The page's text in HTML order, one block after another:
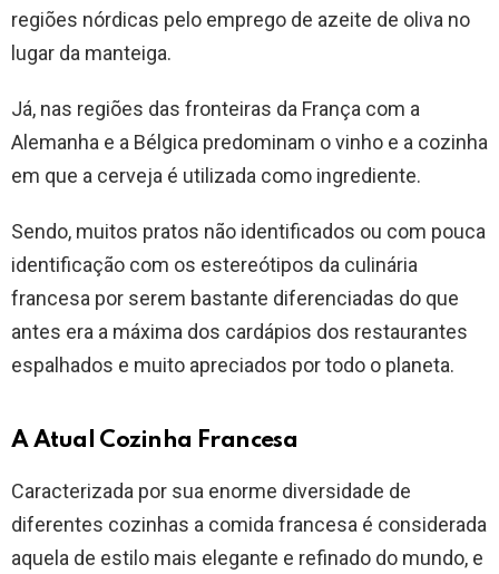
regiões nórdicas pelo emprego de azeite de oliva no
lugar da manteiga.
Já, nas regiões das fronteiras da França com a
Alemanha e a Bélgica predominam o vinho e a cozinha
em que a cerveja é utilizada como ingrediente.
Sendo, muitos pratos não identificados ou com pouca
identificação com os estereótipos da culinária
francesa por serem bastante diferenciadas do que
antes era a máxima dos cardápios dos restaurantes
espalhados e muito apreciados por todo o planeta.
A Atual Cozinha Francesa
Caracterizada por sua enorme diversidade de
diferentes cozinhas a comida francesa é considerada
aquela de estilo mais elegante e refinado do mundo, e